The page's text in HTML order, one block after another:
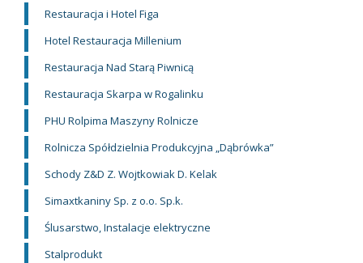
Restauracja i Hotel Figa
Hotel Restauracja Millenium
Restauracja Nad Starą Piwnicą
Restauracja Skarpa w Rogalinku
PHU Rolpima Maszyny Rolnicze
Rolnicza Spółdzielnia Produkcyjna „Dąbrówka”
Schody Z&D Z. Wojtkowiak D. Kelak
Simaxtkaniny Sp. z o.o. Sp.k.
Ślusarstwo, Instalacje elektryczne
Stalprodukt